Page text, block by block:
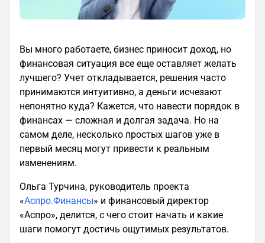
Вы много работаете, бизнес приносит доход, но
финансовая ситуация все еще оставляет желать
лучшего? Учет откладывается, решения часто
принимаются интуитивно, а деньги исчезают
непонятно куда? Кажется, что навести порядок в
финансах — сложная и долгая задача. Но на
самом деле, несколько простых шагов уже в
первый месяц могут привести к реальным
изменениям.
Ольга Турчина, руководитель проекта
«Аспро.Финансы» и финансовый директор
«Аспро», делится, с чего стоит начать и какие
шаги помогут достичь ощутимых результатов.